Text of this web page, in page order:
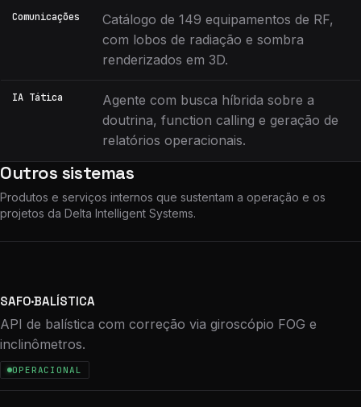
Comunicações
Catálogo de 149 equipamentos de RF,
com lobos de radiação e sombra
renderizados em 3D.
IA Tática
Agente com busca híbrida sobre a
doutrina, function calling e geração de
relatórios operacionais.
Outros sistemas
Produtos e serviços internos que sustentam a operação e os
projetos da Delta Intelligent Systems.
SAFO·BALÍSTICA
API de balística com correção via giroscópio FOG e
inclinômetros.
OPERACIONAL